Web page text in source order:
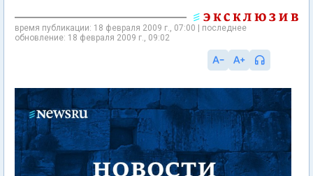
время публикации: 18 февраля 2009 г., 07:00 | последнее
обновление: 18 февраля 2009 г., 09:02